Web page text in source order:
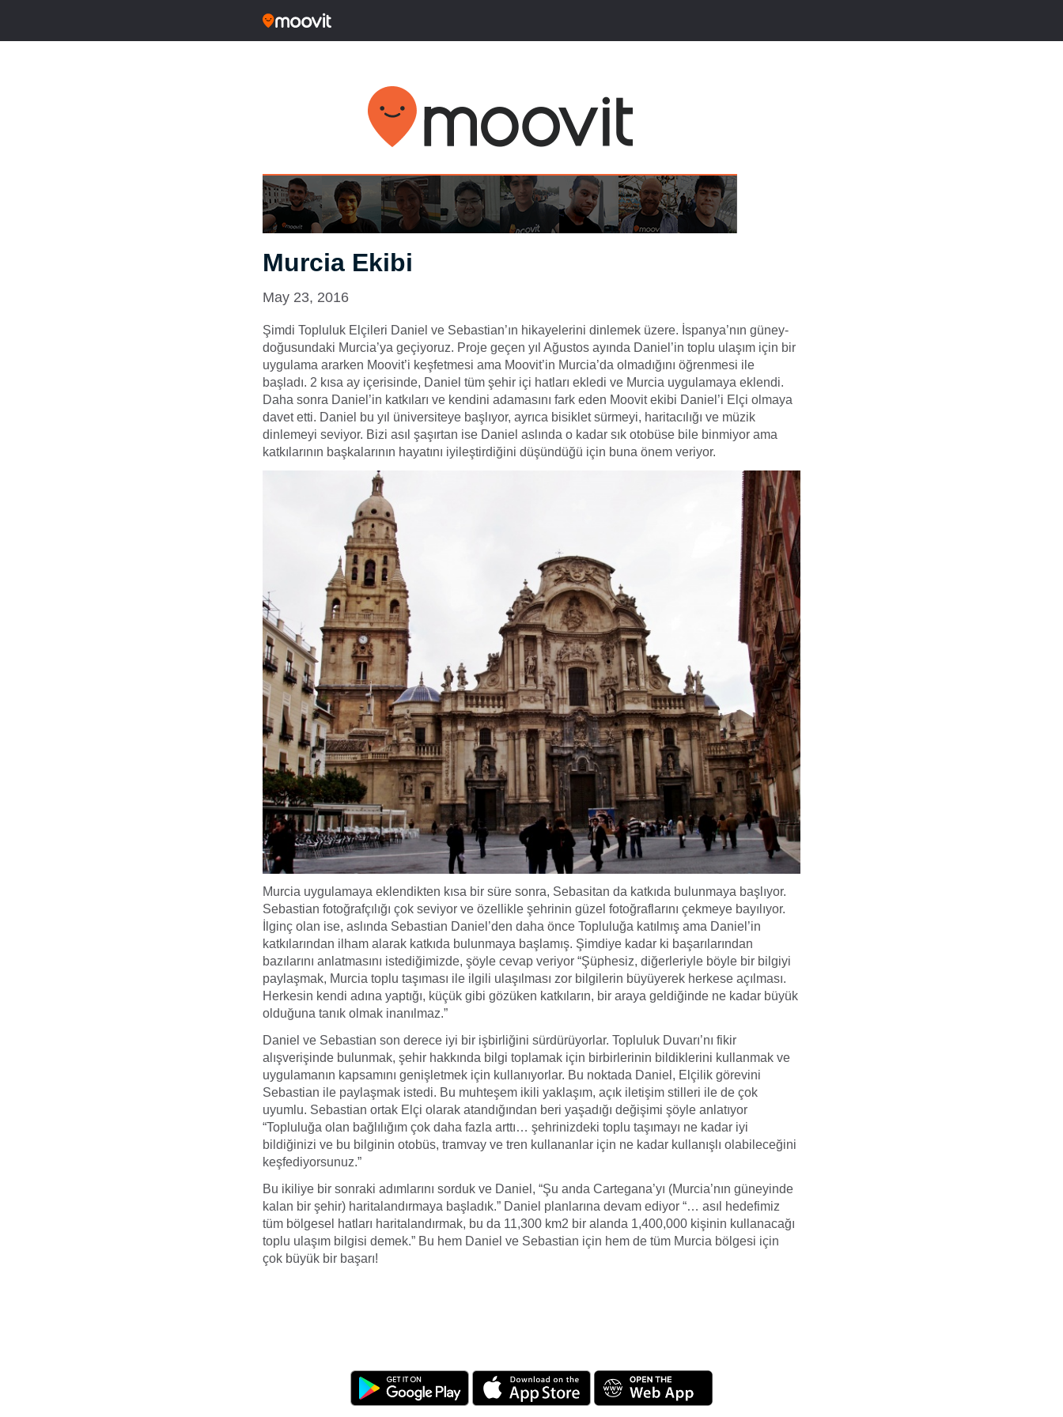
Murcia Ekibi
May 23, 2016
Şimdi Topluluk Elçileri Daniel ve Sebastian’ın hikayelerini dinlemek üzere. İspanya’nın güney-
doğusundaki Murcia’ya geçiyoruz. Proje geçen yıl Ağustos ayında Daniel’in toplu ulaşım için bir
uygulama ararken Moovit’i keşfetmesi ama Moovit’in Murcia’da olmadığını öğrenmesi ile
başladı. 2 kısa ay içerisinde, Daniel tüm şehir içi hatları ekledi ve Murcia uygulamaya eklendi.
Daha sonra Daniel’in katkıları ve kendini adamasını fark eden Moovit ekibi Daniel’i Elçi olmaya
davet etti. Daniel bu yıl üniversiteye başlıyor, ayrıca bisiklet sürmeyi, haritacılığı ve müzik
dinlemeyi seviyor. Bizi asıl şaşırtan ise Daniel aslında o kadar sık otobüse bile binmiyor ama
katkılarının başkalarının hayatını iyileştirdiğini düşündüğü için buna önem veriyor.
Murcia uygulamaya eklendikten kısa bir süre sonra, Sebasitan da katkıda bulunmaya başlıyor.
Sebastian fotoğrafçılığı çok seviyor ve özellikle şehrinin güzel fotoğraflarını çekmeye bayılıyor.
İlginç olan ise, aslında Sebastian Daniel’den daha önce Topluluğa katılmış ama Daniel’in
katkılarından ilham alarak katkıda bulunmaya başlamış. Şimdiye kadar ki başarılarından
bazılarını anlatmasını istediğimizde, şöyle cevap veriyor “Şüphesiz, diğerleriyle böyle bir bilgiyi
paylaşmak, Murcia toplu taşıması ile ilgili ulaşılması zor bilgilerin büyüyerek herkese açılması.
Herkesin kendi adına yaptığı, küçük gibi gözüken katkıların, bir araya geldiğinde ne kadar büyük
olduğuna tanık olmak inanılmaz.”
Daniel ve Sebastian son derece iyi bir işbirliğini sürdürüyorlar. Topluluk Duvarı’nı fikir
alışverişinde bulunmak, şehir hakkında bilgi toplamak için birbirlerinin bildiklerini kullanmak ve
uygulamanın kapsamını genişletmek için kullanıyorlar. Bu noktada Daniel, Elçilik görevini
Sebastian ile paylaşmak istedi. Bu muhteşem ikili yaklaşım, açık iletişim stilleri ile de çok
uyumlu. Sebastian ortak Elçi olarak atandığından beri yaşadığı değişimi şöyle anlatıyor
“Topluluğa olan bağlılığım çok daha fazla arttı… şehrinizdeki toplu taşımayı ne kadar iyi
bildiğinizi ve bu bilginin otobüs, tramvay ve tren kullananlar için ne kadar kullanışlı olabileceğini
keşfediyorsunuz.”
Bu ikiliye bir sonraki adımlarını sorduk ve Daniel, “Şu anda Cartegana’yı (Murcia’nın güneyinde
kalan bir şehir) haritalandırmaya başladık.” Daniel planlarına devam ediyor “… asıl hedefimiz
tüm bölgesel hatları haritalandırmak, bu da 11,300 km2 bir alanda 1,400,000 kişinin kullanacağı
toplu ulaşım bilgisi demek.” Bu hem Daniel ve Sebastian için hem de tüm Murcia bölgesi için
çok büyük bir başarı!